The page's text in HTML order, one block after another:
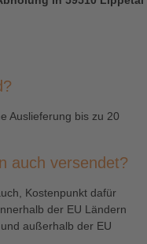
Auslieferung bis zu 20
auch versendet?
Kostenpunkt dafür
der EU Ländern
außerhalb der EU